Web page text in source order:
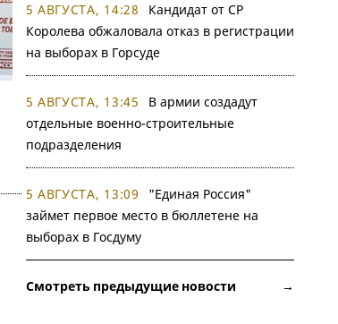
5 АВГУСТА, 14:28
Кандидат от СР
Королева обжаловала отказ в регистрации
на выборах в Горсуде
5 АВГУСТА, 13:45
В армии создадут
отдельные военно-строительные
подразделения
5 АВГУСТА, 13:09
"Единая Россия"
займет первое место в бюллетене на
выборах в Госдуму
Смотреть предыдущие новости →